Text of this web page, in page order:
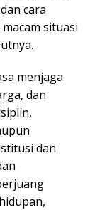
cara
situasi
menjaga
dan
dan